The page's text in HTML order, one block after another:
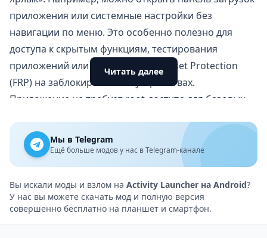
приложения или системные настройки без
навигации по меню. Это особенно полезно для
доступа к скрытым функциям, тестирования
приложений или обхода Factory Reset Protection
(FRP) на заблокированных устройствах.
Приложение не требует root-доступа для базовых
глубоким системным настройкам. Размер всего 2.25
МБ, а отсутствие рекламы делает его удобным.
Поддержка Material 3 улучшает UX, а открытый
исходный код на GitHub позволяет сообществу
вносить улучшения.
Плюсы
Читать далее
Мы в Telegram
Ещё больше модов у нас в Telegram-канале
Вы искали моды и взлом на Activity Launcher на Android?
У нас вы можете скачать мод и полную версия
совершенно бесплатно на планшет и смартфон.